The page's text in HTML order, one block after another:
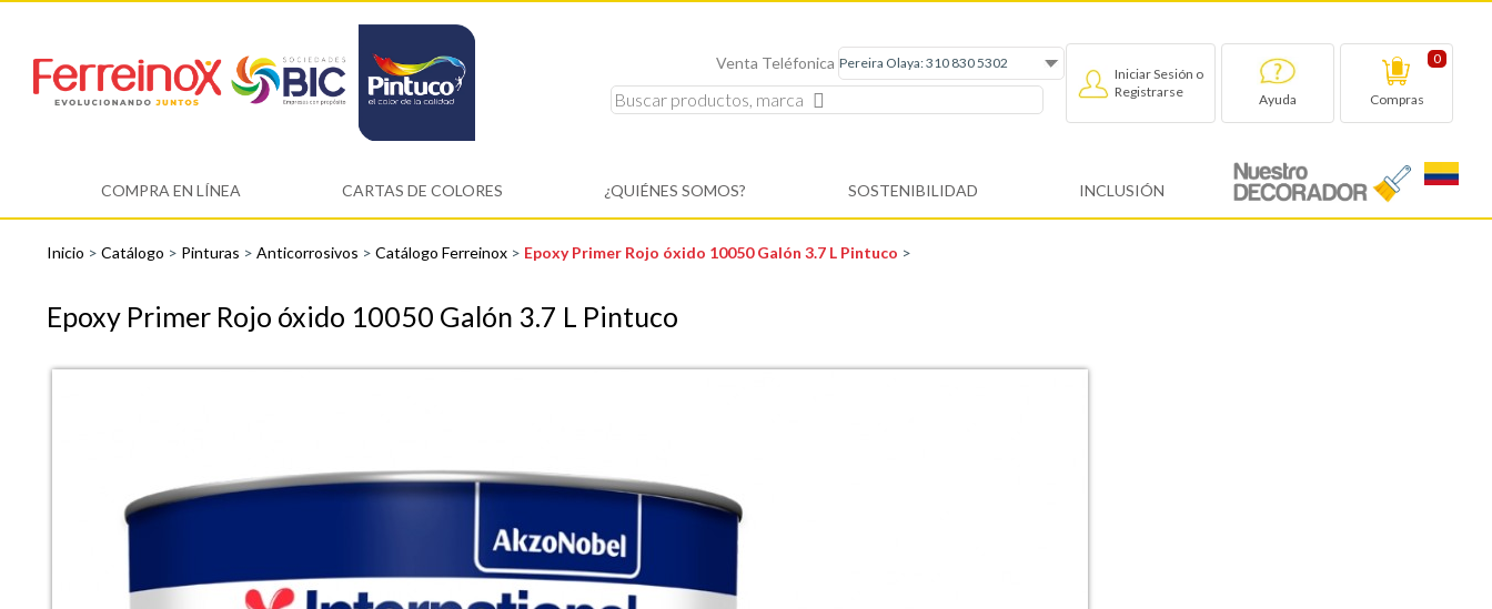
Venta Teléfonica
Iniciar Sesión o
Registrarse
Ayuda
0
Compras
COMPRA EN LÍNEA CARTAS DE COLORES ¿QUIÉNES SOMOS? SOSTENIBILIDAD INCLUSIÓN
Inicio > Catálogo > Pinturas > Anticorrosivos > Catálogo Ferreinox > Epoxy Primer Rojo óxido 10050 Galón 3.7 L Pintuco >
Epoxy Primer Rojo óxido 10050 Galón 3.7 L Pintuco